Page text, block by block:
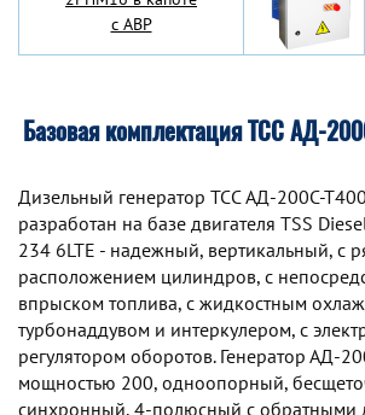
с АВР
Базовая комплектация ТСС АД-
Дизельный генератор TCC АД-200С-
разработан на базе двигателя TSS
234 6LTE - надежный, вертикальный, с
расположением цилиндров, с
впрыском топлива, с жидкостным
турбонаддувом и интеркулером, с
регулятором оборотов. Генератор АД-
мощностью 200, одноопорный,
синхронный, 4-полюсный с обратными